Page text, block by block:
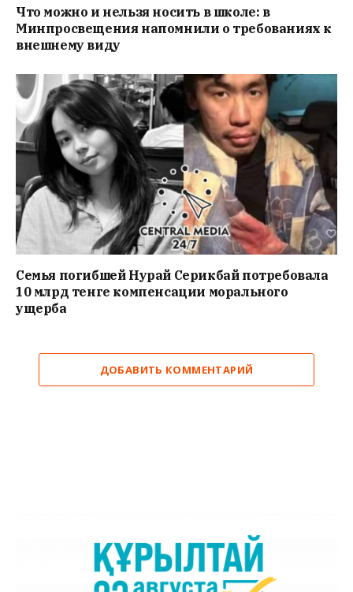
Что можно и нельзя носить в школе: в
Минпросвещения напомнили о требованиях к
внешнему виду
Семья погибшей Нурай Серикбай потребовала
10 млрд тенге компенсации морального
ущерба
ДОБАВИТЬ КОММЕНТАРИЙ